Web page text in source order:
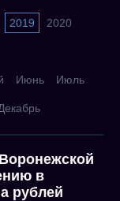
2019 2020
Июнь Июль
в
рублей